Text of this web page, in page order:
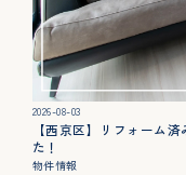
2026-08-03
【西京区】リフォーム
た！
物件情報